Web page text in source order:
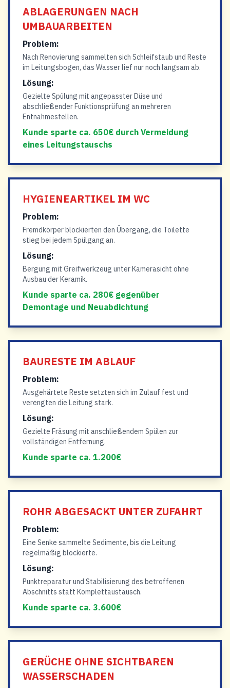
ABLAGERUNGEN NACH
UMBAUARBEITEN
Problem:
Nach Renovierung sammelten sich Schleifstaub und Reste
im Leitungsbogen, das Wasser lief nur noch langsam ab.
Lösung:
Gezielte Spülung mit angepasster Düse und
abschließender Funktionsprüfung an mehreren
Entnahmestellen.
Kunde sparte ca. 650€ durch Vermeidung
eines Leitungstauschs
HYGIENEARTIKEL IM WC
Problem:
Fremdkörper blockierten den Übergang, die Toilette
stieg bei jedem Spülgang an.
Lösung:
Bergung mit Greifwerkzeug unter Kamerasicht ohne
Ausbau der Keramik.
Kunde sparte ca. 280€ gegenüber
Demontage und Neuabdichtung
BAURESTE IM ABLAUF
Problem:
Ausgehärtete Reste setzten sich im Zulauf fest und
verengten die Leitung stark.
Lösung:
Gezielte Fräsung mit anschließendem Spülen zur
vollständigen Entfernung.
Kunde sparte ca. 1.200€
ROHR ABGESACKT UNTER ZUFAHRT
Problem:
Eine Senke sammelte Sedimente, bis die Leitung
regelmäßig blockierte.
Lösung:
Punktreparatur und Stabilisierung des betroffenen
Abschnitts statt Komplettaustausch.
Kunde sparte ca. 3.600€
GERÜCHE OHNE SICHTBAREN
WASSERSCHADEN